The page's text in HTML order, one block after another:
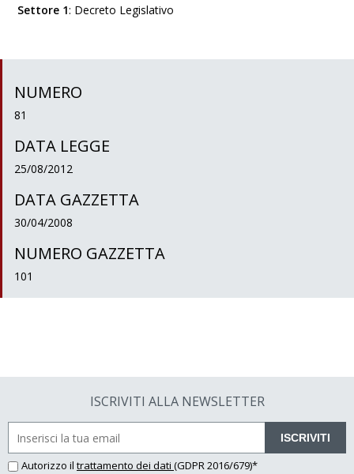
Settore 1: Decreto Legislativo
NUMERO
81
DATA LEGGE
25/08/2012
DATA GAZZETTA
30/04/2008
NUMERO GAZZETTA
101
ISCRIVITI ALLA NEWSLETTER
ISCRIVITI
Autorizzo il trattamento dei dati (GDPR 2016/679)*